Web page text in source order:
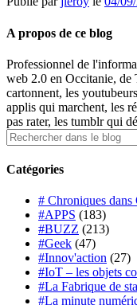
A propos de ce blog
Professionnel de
web 2.0 en Occitanie, de
cartonnent, les
applis qui marchent, les
pas rater, les tumblr qui
Catégories
# Chroniques
#APPS (183)
#BUZZ (213)
#Geek (47)
#Innov'action (27)
#IoT – les objets
#La Fabrique de
#La minute